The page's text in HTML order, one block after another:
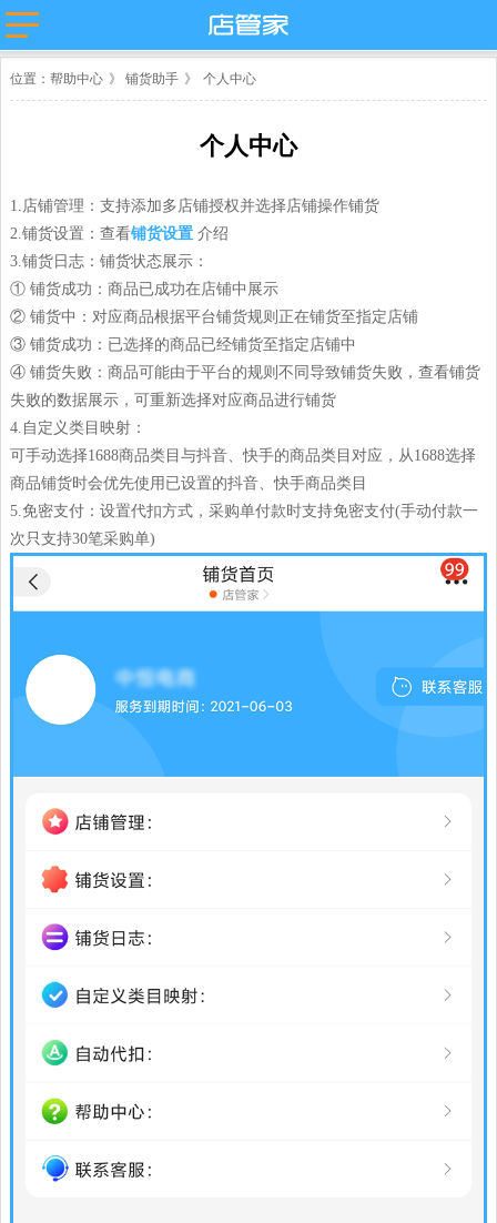
淘宝
抖店-即时零
售
淘工厂
淘宝买菜
抖店分销代
店管家厂商
苏宁易购
位置： 帮助中心 》 铺货助手 》 个人中心
个人中心
1.店铺管理：支持添加多店铺授权并选择店铺操作铺货
2.铺货设置：查看铺货设置 介绍
3.铺货日志：铺货状态展示：
① 铺货成功：商品已成功在店铺中展示
② 铺货中：对应商品根据平台铺货规则正在铺货至指定店铺
③ 铺货成功：已选择的商品已经铺货至指定店铺中
④ 铺货失败：商品可能由于平台的规则不同导致铺货失败，查看铺货
失败的数据展示，可重新选择对应商品进行铺货
4.自定义类目映射：
可手动选择1688商品类目与抖音、快手的商品类目对应，从1688选择
商品铺货时会优先使用已设置的抖音、快手商品类目
5.免密支付：设置代扣方式，采购单付款时支持免密支付(手动付款一
次只支持30笔采购单)